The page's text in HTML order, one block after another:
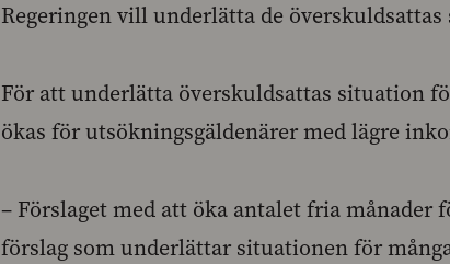
Regeringen vill underlätta de
För att underlätta överskuldsattas situation
ökas för utsökningsgäldenärer med lägre
– Förslaget med att öka antalet fria
förslag som underlättar situationen för